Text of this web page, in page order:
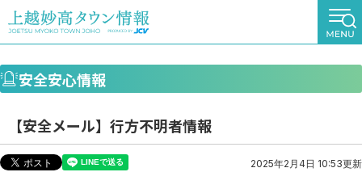
安全安心情報
【安全メール】行方不明者情報
2025年2月4日 10:53更新